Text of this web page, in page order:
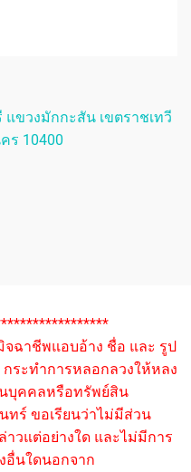
แขวงมักกะสัน เขตราชเทวี
ร 10400
ฉาชีพแอบอ้าง ชื่อ และ รูป
ระทำการหลอกลวงให้หลง
บุคคลหรือทรัพย์สิน
ทร์ ขอเรียนว่าไม่มีส่วน
าวแต่อย่างใด และไม่มีการ
อื่นใดนอกจาก